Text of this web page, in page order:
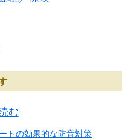
む
トの効果的な防音対策